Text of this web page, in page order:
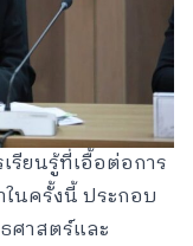
รียนรู้ที่เอื้อต่อการ
นครั้งนี้ ประกอบ
ศาสตร์และ